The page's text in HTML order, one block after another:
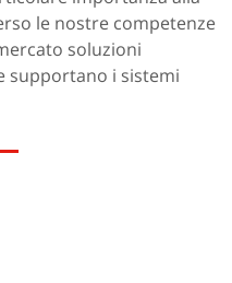
le nostre competenze
soluzioni
supportano i sistemi